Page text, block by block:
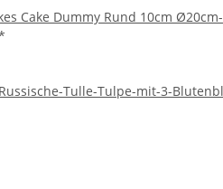
Cake Dummy Rund 10cm Ø20cm-